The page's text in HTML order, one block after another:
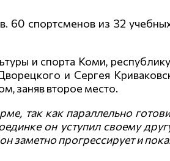
спортсменов из 32
и спорта Коми,
и Сергея
заняв второе место.
так как параллельно
он уступил своему
заметно прогрессирует и